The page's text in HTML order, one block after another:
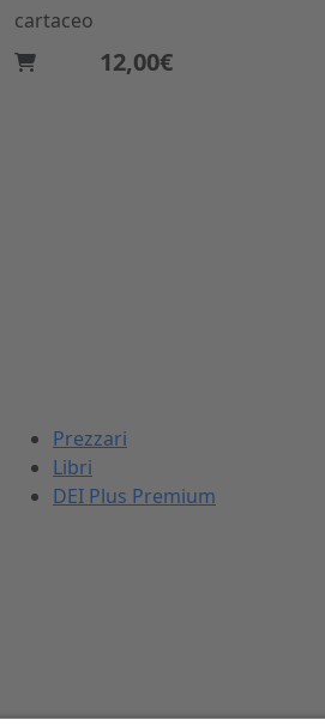
cartaceo
12,00€
Prezzari
Libri
DEI Plus Premium